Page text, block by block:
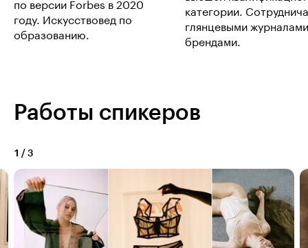
по версии Forbes в 2020
году. Искусствовед по
образованию.
категории.
глянцевыми
брендами.
Работы спикеров
1 / 3